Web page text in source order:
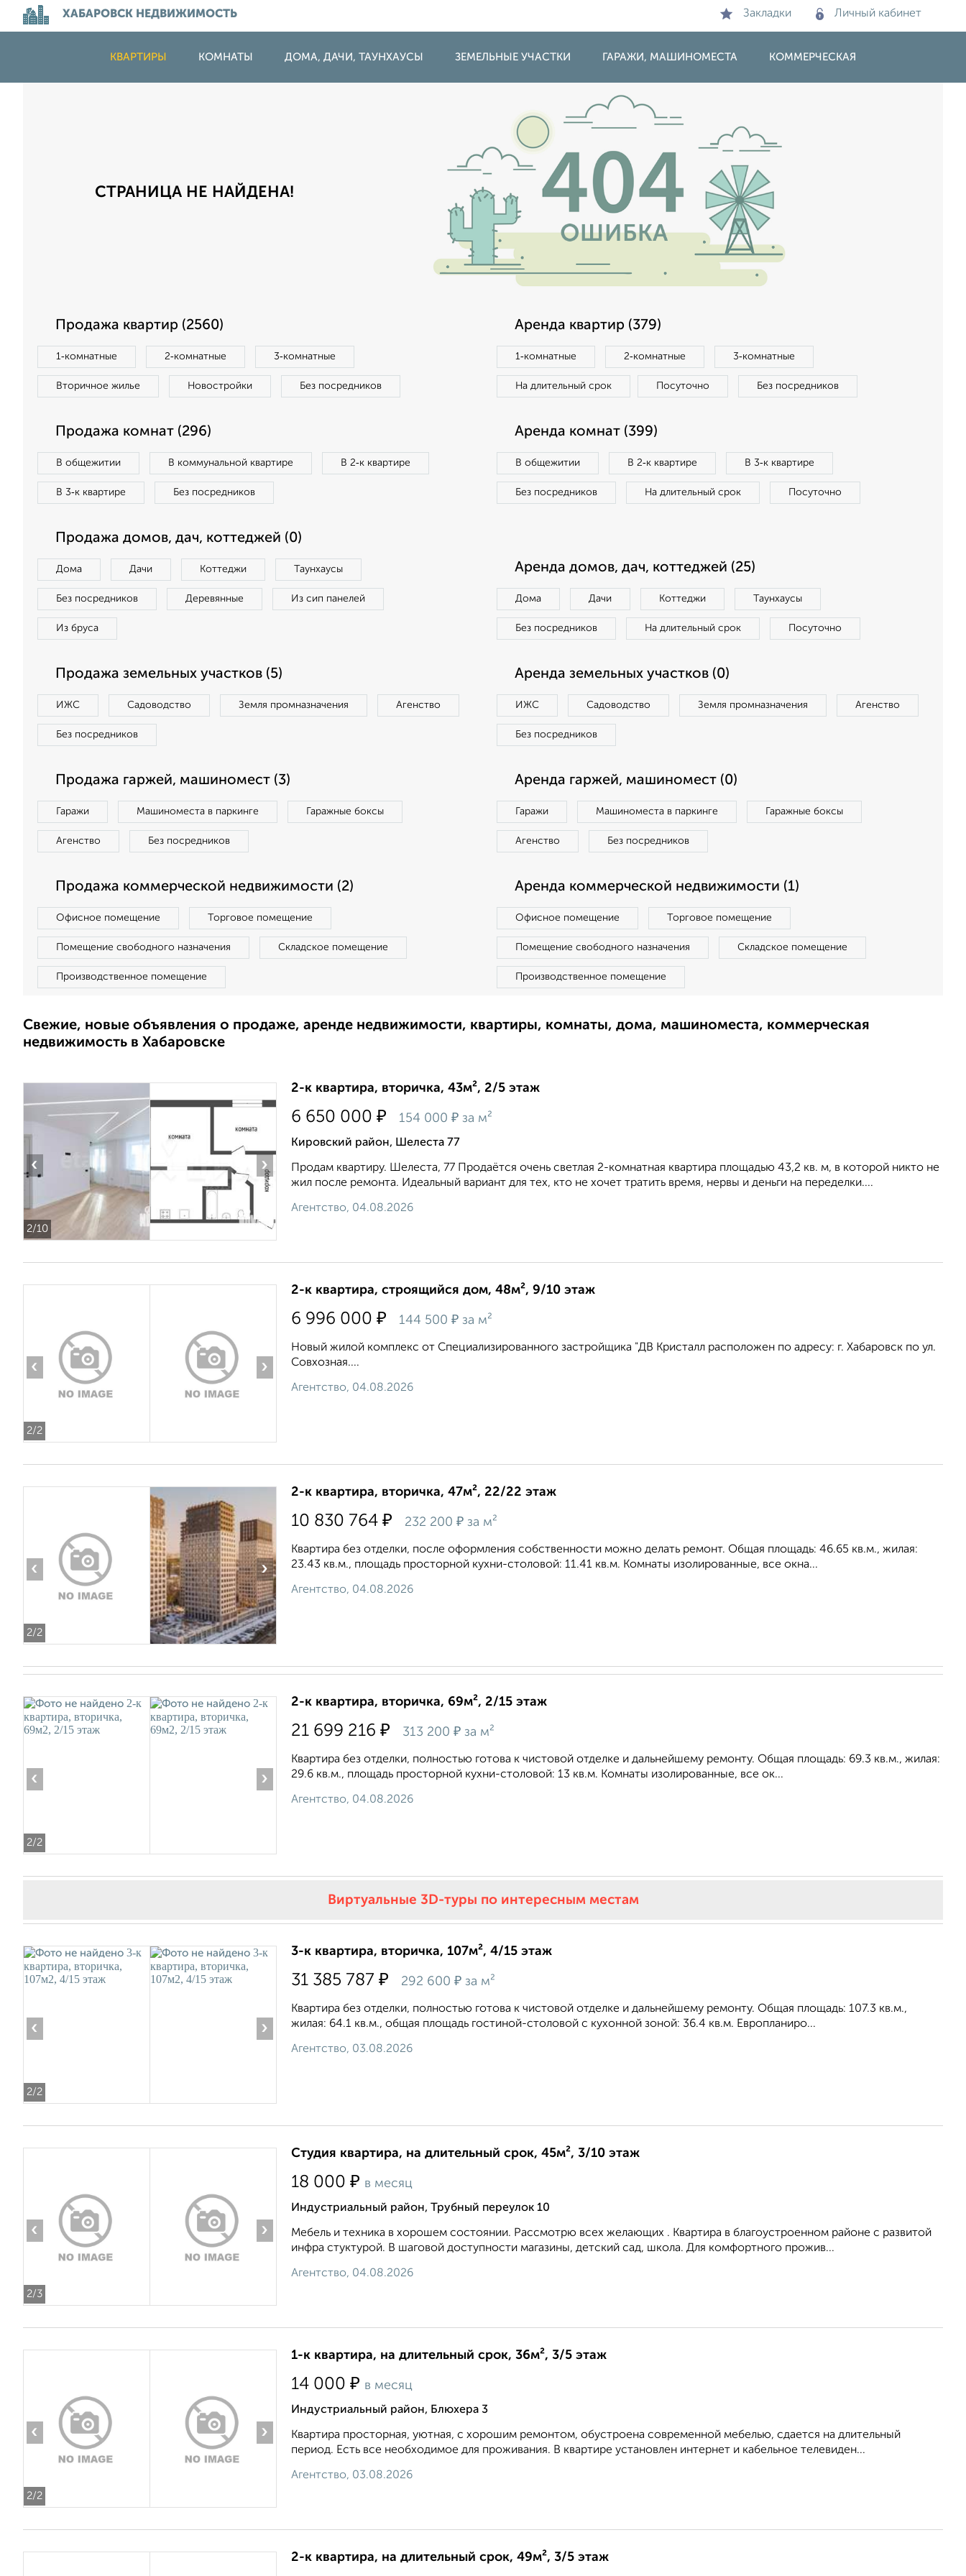
ХАБАРОВСК НЕДВИЖИМОСТЬ Закладки Личный кабинет
КВАРТИРЫ КОМНАТЫ ДОМА, ДАЧИ, ТАУНХАУСЫ ЗЕМЕЛЬНЫЕ УЧАСТКИ ГАРАЖИ, МАШИНОМЕСТА КОММЕРЧЕСКАЯ
СТРАНИЦА НЕ НАЙДЕНА!
Продажа квартир (2560)
1‑комнатные 2‑комнатные 3‑комнатные
Вторичное жилье Новостройки Без посредников
Аренда квартир (379)
1‑комнатные 2‑комнатные 3‑комнатные
На длительный срок Посуточно Без посредников
Продажа комнат (296)
В общежитии В коммунальной квартире В 2‑к квартире
В 3‑к квартире Без посредников
Аренда комнат (399)
В общежитии В 2‑к квартире В 3‑к квартире
Без посредников На длительный срок Посуточно
Продажа домов, дач, коттеджей (0)
Дома Дачи Коттеджи Таунхаусы
Без посредников Деревянные Из сип панелей
Из бруса
Аренда домов, дач, коттеджей (25)
Дома Дачи Коттеджи Таунхаусы
Без посредников На длительный срок Посуточно
Продажа земельных участков (5)
ИЖС Садоводство Земля промназначения Агенство
Без посредников
Аренда земельных участков (0)
ИЖС Садоводство Земля промназначения Агенство
Без посредников
Продажа гаржей, машиномест (3)
Гаражи Машиноместа в паркинге Гаражные боксы
Агенство Без посредников
Аренда гаржей, машиномест (0)
Гаражи Машиноместа в паркинге Гаражные боксы
Агенство Без посредников
Продажа коммерческой недвижимости (2)
Офисное помещение Торговое помещение
Помещение свободного назначения Складское помещение
Производственное помещение
Аренда коммерческой недвижимости (1)
Офисное помещение Торговое помещение
Помещение свободного назначения Складское помещение
Производственное помещение
Свежие, новые объявления о продаже, аренде недвижимости, квартиры, комнаты, дома, машиноместа, коммерческая
недвижимость в Хабаровске
2/10
‹ ›
2-к квартира, вторичка, 43м², 2/5 этаж
6 650 000 ₽ 154 000 ₽ за м²
Кировский район, Шелеста 77
Продам квартиру. Шелеста, 77 Продаётся очень светлая 2-комнатная квартира площадью 43,2 кв. м, в которой никто не
жил после ремонта. Идеальный вариант для тех, кто не хочет тратить время, нервы и деньги на переделки....
Агентство, 04.08.2026
2/2
‹ ›
2-к квартира, строящийся дом, 48м², 9/10 этаж
6 996 000 ₽ 144 500 ₽ за м²
Новый жилой комплекс от Специализированного застройщика "ДВ Кристалл расположен по адресу: г. Хабаровск по ул.
Совхозная....
Агентство, 04.08.2026
2/2
‹ ›
2-к квартира, вторичка, 47м², 22/22 этаж
10 830 764 ₽ 232 200 ₽ за м²
Квартира без отделки, после оформления собственности можно делать ремонт. Общая площадь: 46.65 кв.м., жилая:
23.43 кв.м., площадь просторной кухни-столовой: 11.41 кв.м. Комнаты изолированные, все окна...
Агентство, 04.08.2026
2/2
‹ ›
2-к квартира, вторичка, 69м², 2/15 этаж
21 699 216 ₽ 313 200 ₽ за м²
Квартира без отделки, полностью готова к чистовой отделке и дальнейшему ремонту. Общая площадь: 69.3 кв.м., жилая:
29.6 кв.м., площадь просторной кухни-столовой: 13 кв.м. Комнаты изолированные, все ок...
Агентство, 04.08.2026
Виртуальные 3D-туры по интересным местам
2/2
‹ ›
3-к квартира, вторичка, 107м², 4/15 этаж
31 385 787 ₽ 292 600 ₽ за м²
Квартира без отделки, полностью готова к чистовой отделке и дальнейшему ремонту. Общая площадь: 107.3 кв.м.,
жилая: 64.1 кв.м., общая площадь гостиной-столовой с кухонной зоной: 36.4 кв.м. Европланиро...
Агентство, 03.08.2026
2/3
‹ ›
Студия квартира, на длительный срок, 45м², 3/10 этаж
18 000 ₽ в месяц
Индустриальный район, Трубный переулок 10
Мебель и техника в хорошем состоянии. Рассмотрю всех желающих . Квартира в благоустроенном районе с развитой
инфра стуктурой. В шаговой доступности магазины, детский сад, школа. Для комфортного прожив...
Агентство, 04.08.2026
2/2
‹ ›
1-к квартира, на длительный срок, 36м², 3/5 этаж
14 000 ₽ в месяц
Индустриальный район, Блюхера 3
Квартира просторная, уютная, с хорошим ремонтом, обустроена современной мебелью, сдается на длительный
период. Есть все необходимое для проживания. В квартире установлен интернет и кабельное телевиден...
Агентство, 03.08.2026
2-к квартира, на длительный срок, 49м², 3/5 этаж